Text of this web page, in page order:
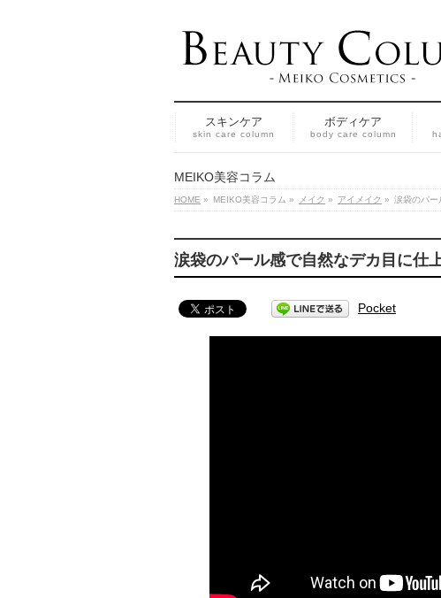
スキンケア
skin care column
ボディケア
body care column
MEIKO美容コラム
HOME » MEIKO美容コラム » メイク » アイメイク » 涙袋のパー
涙袋のパール感で自然なデカ目に仕
Pocket